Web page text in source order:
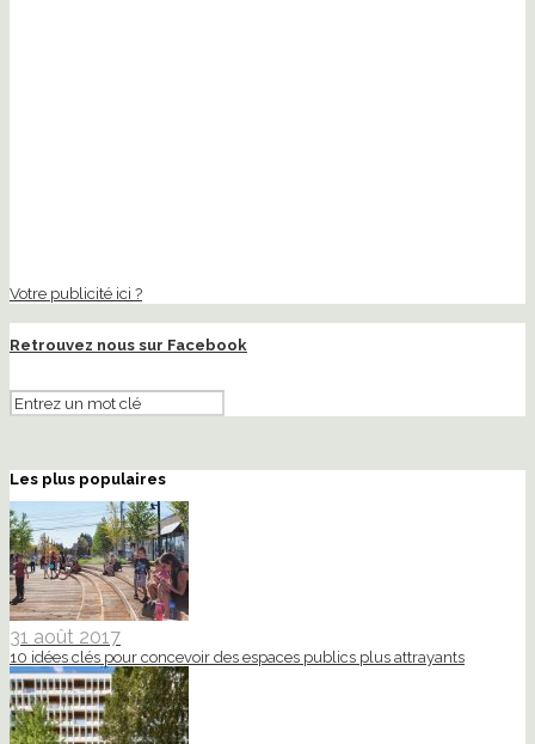
Votre publicité ici ?
Retrouvez nous sur Facebook
Les plus populaires
31 août 2017
10 idées clés pour concevoir des espaces publics plus attrayants